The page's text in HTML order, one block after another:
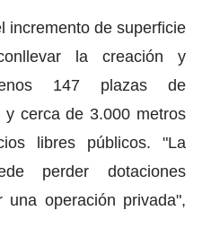
incremento de superficie
la creación y
147 plazas de
y cerca de 3.000 metros
libres públicos. "La
perder dotaciones
una operación privada",